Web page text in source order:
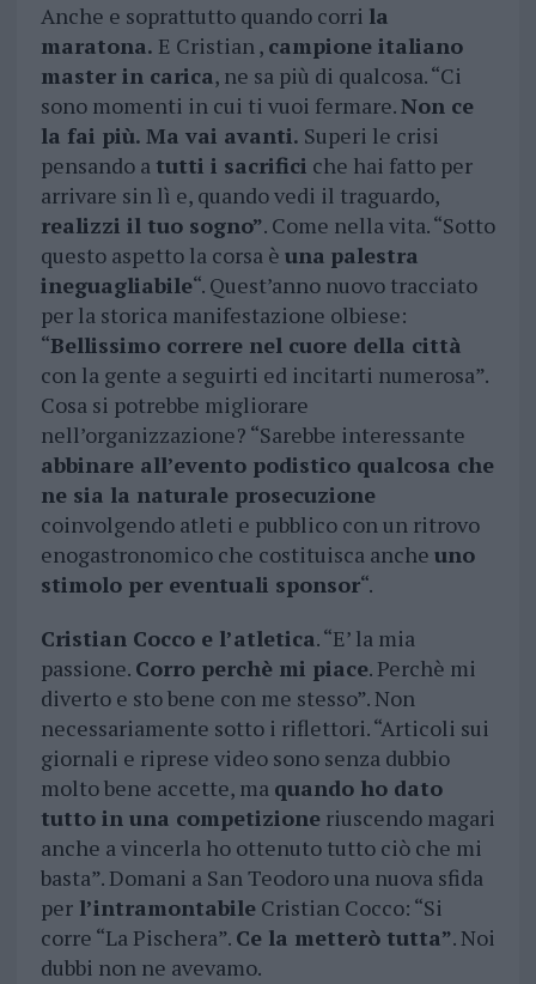
Anche e soprattutto quando corri la
maratona. E Cristian , campione italiano
master in carica, ne sa più di qualcosa. “Ci
sono momenti in cui ti vuoi fermare.Non ce
la fai più. Ma vai avanti. Superi le crisi
pensando a tutti i sacrifici che hai fatto per
arrivare sin lì e, quando vedi il traguardo,
realizzi il tuo sogno”. Come nella vita. “Sotto
questo aspetto la corsa è una palestra
ineguagliabile“. Quest’anno nuovo tracciato
per la storica manifestazione olbiese:
“Bellissimo correre nel cuore della città
con la gente a seguirti ed incitarti numerosa”.
Cosa si potrebbe migliorare
nell’organizzazione? “Sarebbe interessante
abbinare all’evento podistico qualcosa che
ne sia la naturale prosecuzione
coinvolgendo atleti e pubblico con un ritrovo
enogastronomico che costituisca anche uno
stimolo per eventuali sponsor“.
Cristian Cocco e l’atletica. “E’ la mia
passione. Corro perchè mi piace. Perchè mi
diverto e sto bene con me stesso”. Non
necessariamente sotto i riflettori. “Articoli sui
giornali e riprese video sono senza dubbio
molto bene accette, ma quando ho dato
tutto in una competizioneriuscendo magari
anche a vincerla ho ottenuto tutto ciò che mi
basta”. Domani a San Teodoro una nuova sfida
perl’intramontabileCristian Cocco: “Si
corre “La Pischera”. Ce la metterò tutta”. Noi
dubbi non ne avevamo.